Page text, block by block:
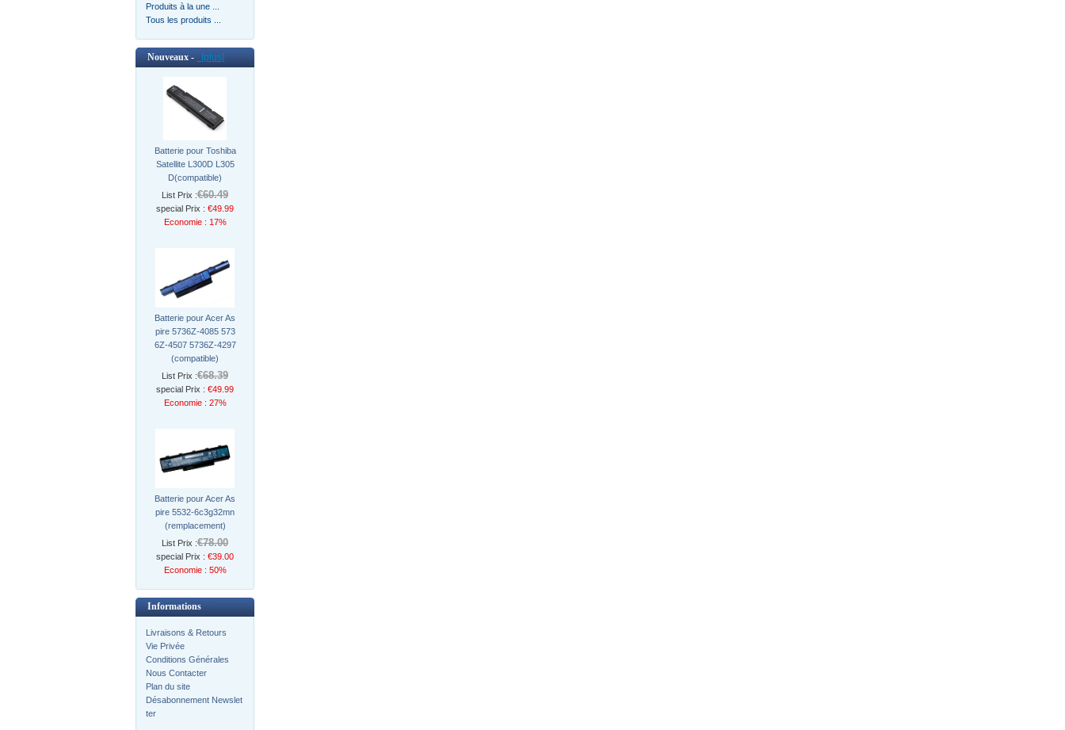
Produits à la une ...
Tous les produits ...
Nouveaux - [plus]
Batterie pour Toshiba
Satellite L300D L305
D(compatible)
List Prix :€60.49
special Prix : €49.99
Economie : 17%
Batterie pour Acer As
pire 5736Z-4085 573
6Z-4507 5736Z-4297
(compatible)
List Prix :€68.39
special Prix : €49.99
Economie : 27%
Batterie pour Acer As
pire 5532-6c3g32mn
(remplacement)
List Prix :€78.00
special Prix : €39.00
Economie : 50%
Informations
Livraisons & Retours
Vie Privée
Conditions Générales
Nous Contacter
Plan du site
Désabonnement Newslet
ter